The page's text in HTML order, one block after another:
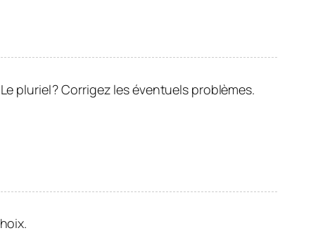
pluriel ? Corrigez les éventuels problèmes.